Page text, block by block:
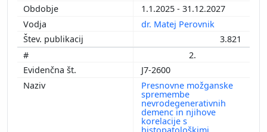
1.1.2025 - 31.12.2027
dr. Matej Perovnik
3.821
2.
J7-2600
Presnovne možganske
spremembe
nevrodegenerativnih
demenc in njihove
korelacije s